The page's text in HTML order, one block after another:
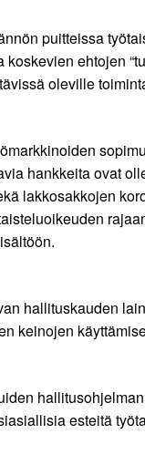
puitteissa
ehtojen
oleville
hankkeita ovat
lakkosakkojen
hallituskauden
keinojen
esteitä